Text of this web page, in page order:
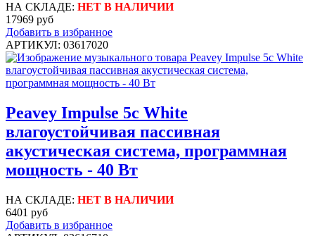
НА СКЛАДЕ: НЕТ В НАЛИЧИИ
17969 руб
Добавить в избранное
АРТИКУЛ: 03617020
Peavey Impulse 5c White
влагоустойчивая пассивная
акустическая система, программная
мощность - 40 Вт
НА СКЛАДЕ: НЕТ В НАЛИЧИИ
6401 руб
Добавить в избранное